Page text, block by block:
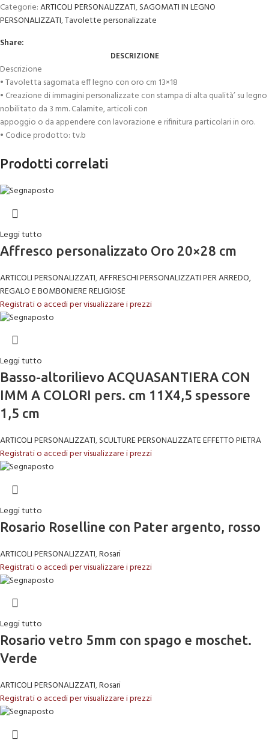
Categorie:ARTICOLI PERSONALIZZATI,SAGOMATI IN LEGNO
PERSONALIZZATI,Tavolette personalizzate
Share:
DESCRIZIONE
Descrizione
• Tavoletta sagomata eff legno con oro cm 13×18
• Creazione di immagini personalizzate con stampa di alta qualità’ su legno
nobilitato da 3 mm. Calamite, articoli con
appoggio o da appendere con lavorazione e rifinitura particolari in oro.
• Codice prodotto: tv.b
Prodotti correlati
Leggi tutto
Affresco personalizzato Oro 20×28 cm
ARTICOLI PERSONALIZZATI,AFFRESCHI PERSONALIZZATI PER ARREDO,
REGALO E BOMBONIERE RELIGIOSE
Registrati o accedi per visualizzare i prezzi
Leggi tutto
Basso-altorilievo ACQUASANTIERA CON
IMM A COLORI pers. cm 11X4,5 spessore
1,5 cm
ARTICOLI PERSONALIZZATI,SCULTURE PERSONALIZZATE EFFETTO PIETRA
Registrati o accedi per visualizzare i prezzi
Leggi tutto
Rosario Roselline con Pater argento, rosso
ARTICOLI PERSONALIZZATI,Rosari
Registrati o accedi per visualizzare i prezzi
Leggi tutto
Rosario vetro 5mm con spago e moschet.
Verde
ARTICOLI PERSONALIZZATI,Rosari
Registrati o accedi per visualizzare i prezzi